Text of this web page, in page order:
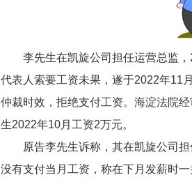
李先生在凯旋公司担任运营总监，
代表人索要工资未果，遂于2022年11
仲裁时效，拒绝支付工资。海淀法院
生2022年10月工资2万元。
原告李先生诉称，其在凯旋公司担
没有支付当月工资，称在下月发薪时